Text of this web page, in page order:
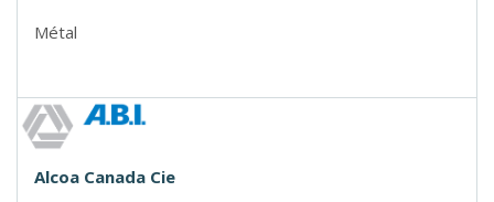
Métal
Alcoa Canada Cie